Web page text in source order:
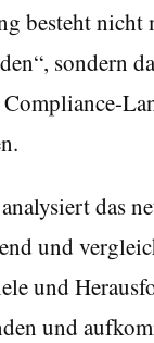
besteht nicht
sondern
das
und
und
und